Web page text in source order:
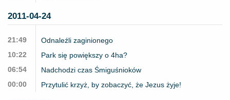
2011-04-24
21:49
Odnaleźli zaginionego
10:22
Park się powiększy o 4ha?
06:54
Nadchodzi czas Śmiguśnioków
00:00
Przytulić krzyż, by zobaczyć, że Jezus żyje!